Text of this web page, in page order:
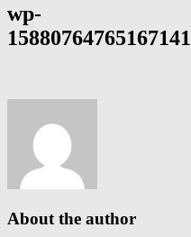
wp-
About the author